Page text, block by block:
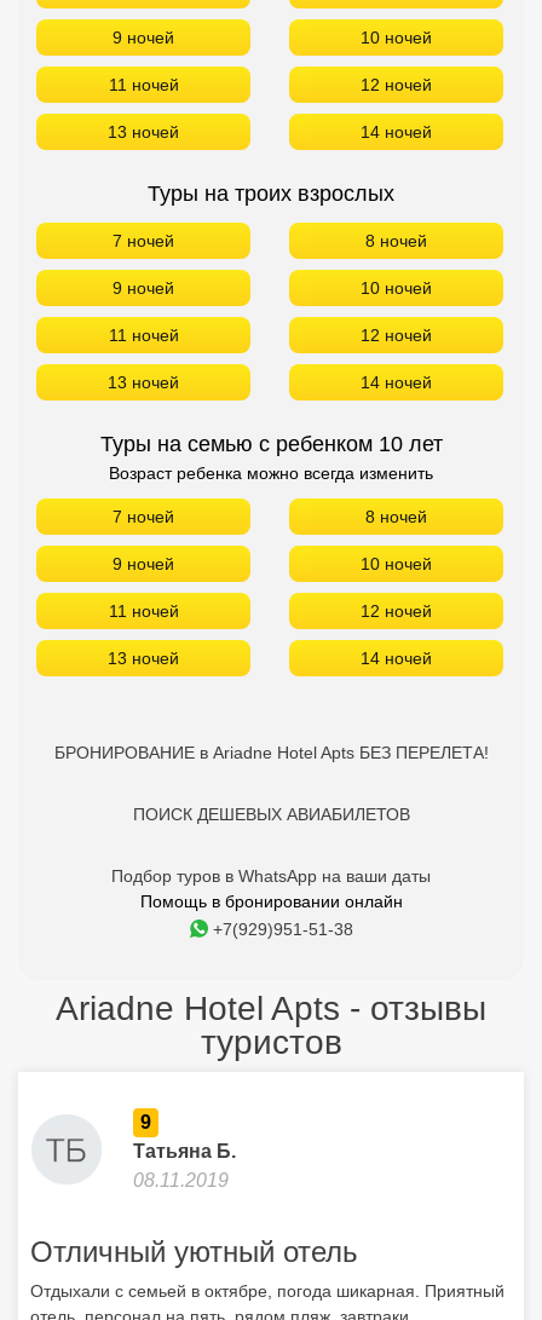
9 ночей 10 ночей
11 ночей 12 ночей
13 ночей 14 ночей
Туры на троих взрослых
7 ночей 8 ночей
9 ночей 10 ночей
11 ночей 12 ночей
13 ночей 14 ночей
Туры на семью с ребенком 10 лет
Возраст ребенка можно всегда изменить
7 ночей 8 ночей
9 ночей 10 ночей
11 ночей 12 ночей
13 ночей 14 ночей
БРОНИРОВАНИЕ в Ariadne Hotel Apts БЕЗ ПЕРЕЛЕТА!
ПОИСК ДЕШЕВЫХ АВИАБИЛЕТОВ
Подбор туров в WhatsApp на ваши даты
Помощь в бронировании онлайн
+7(929)951-51-38
Ariadne Hotel Apts - отзывы
туристов
9
Татьяна Б.
08.11.2019
Отличный уютный отель
Отдыхали с семьей в октябре, погода шикарная. Приятный